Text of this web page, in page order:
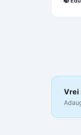
Vrei